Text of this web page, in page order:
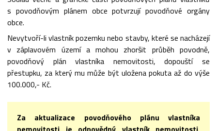
s povodňovým plánem obce potvrzují povodňové orgány
obce.
Nevytvoří-li vlastník pozemku nebo stavby, které se nacházejí
v záplavovém území a mohou zhoršit průběh povodně,
povodňový plán vlastníka nemovitosti, dopouští se
přestupku, za který mu může být uložena pokuta až do výše
100.000,- Kč.
Za aktualizace povodňového plánu vlastníka